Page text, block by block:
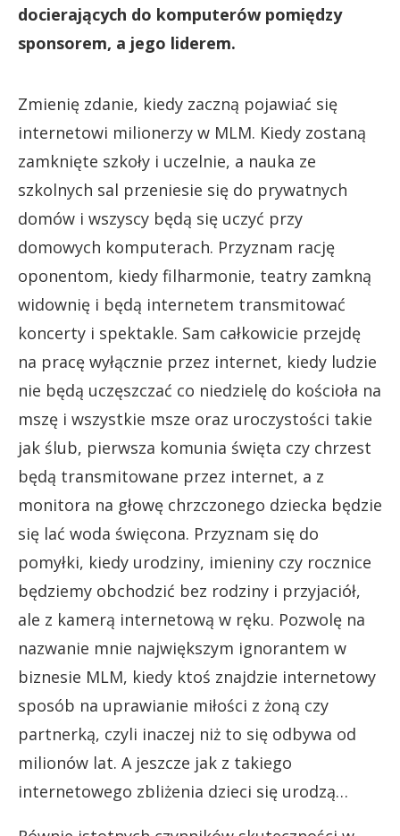
docierających do komputerów pomiędzy
sponsorem, a jego liderem.
Zmienię zdanie, kiedy zaczną pojawiać się
internetowi milionerzy w MLM. Kiedy zostaną
zamknięte szkoły i uczelnie, a nauka ze
szkolnych sal przeniesie się do prywatnych
domów i wszyscy będą się uczyć przy
domowych komputerach. Przyznam rację
oponentom, kiedy filharmonie, teatry zamkną
widownię i będą internetem transmitować
koncerty i spektakle. Sam całkowicie przejdę
na pracę wyłącznie przez internet, kiedy ludzie
nie będą uczęszczać co niedzielę do kościoła na
mszę i wszystkie msze oraz uroczystości takie
jak ślub, pierwsza komunia święta czy chrzest
będą transmitowane przez internet, a z
monitora na głowę chrzczonego dziecka będzie
się lać woda święcona. Przyznam się do
pomyłki, kiedy urodziny, imieniny czy rocznice
będziemy obchodzić bez rodziny i przyjaciół,
ale z kamerą internetową w ręku. Pozwolę na
nazwanie mnie największym ignorantem w
biznesie MLM, kiedy ktoś znajdzie internetowy
sposób na uprawianie miłości z żoną czy
partnerką, czyli inaczej niż to się odbywa od
milionów lat. A jeszcze jak z takiego
internetowego zbliżenia dzieci się urodzą…